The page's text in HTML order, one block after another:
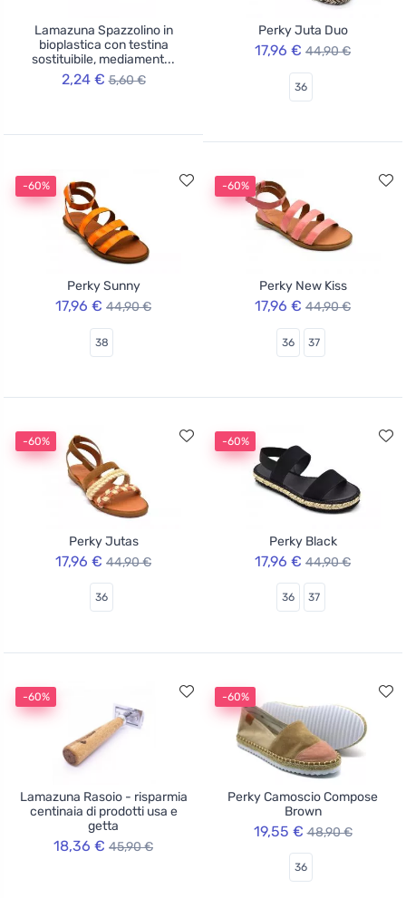
Lamazuna Spazzolino in
bioplastica con testina
sostituibile, mediament...
2,24 € 5,60 €
Perky Juta Duo
17,96 € 44,90 €
36
-60%
Perky Sunny
17,96 € 44,90 €
38
-60%
Perky New Kiss
17,96 € 44,90 €
36 37
-60%
Perky Jutas
17,96 € 44,90 €
36
-60%
Perky Black
17,96 € 44,90 €
36 37
-60%
Lamazuna Rasoio - risparmia
centinaia di prodotti usa e
getta
18,36 € 45,90 €
-60%
Perky Camoscio Compose
Brown
19,55 € 48,90 €
36